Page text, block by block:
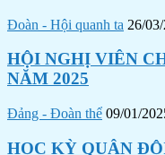
Đoàn - Hội quanh ta 26/
HỘI NGHỊ VIÊN
NĂM 2025
Đảng - Đoàn thể 09/01/
HỌC KỲ QUÂN